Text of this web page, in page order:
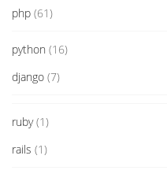
php (61)
python (16)
django (7)
ruby(1)
rails (1)